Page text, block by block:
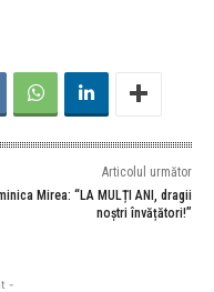
Articolul următor
Mirea: “LA MULȚI ANI, dragii
noștri învățători!”
-